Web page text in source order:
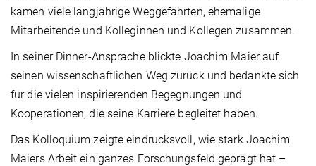
kamen viele langjährige Weggefährten, ehemalige
Mitarbeitende und Kolleginnen und Kollegen zusammen.
In seiner Dinner-Ansprache blickte Joachim Maier auf
seinen wissenschaftlichen Weg zurück und bedankte sich
für die vielen inspirierenden Begegnungen und
Kooperationen, die seine Karriere begleitet haben.
Das Kolloquium zeigte eindrucksvoll, wie stark Joachim
Maiers Arbeit ein ganzes Forschungsfeld geprägt hat –